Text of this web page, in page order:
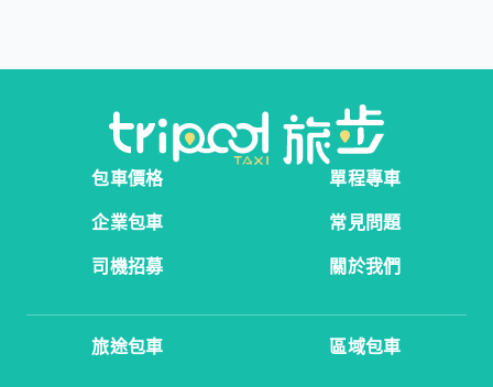
包車價格
單程專車
企業包車
常見問題
司機招募
關於我們
旅途包車 區域包車